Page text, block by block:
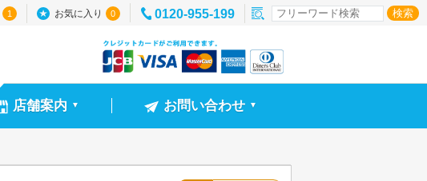
1 お気に入り 0 0120-955-199
店舗案内 ▼ お問い合わせ ▼